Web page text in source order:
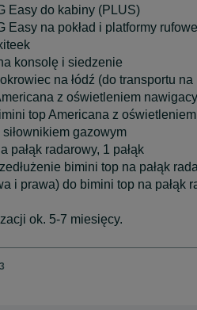
Easy do kabiny (PLUS)
Easy na pokład i platformy rufowe
konsolę i siedzenie
na łódź (do transportu
z oświetleniem
top Americana z
siłownikiem gazowym
pałąk radarowy, 1 pałąk
bimini top na pałąk
i prawa) do bimini top na pałąk
ok. 5-7 miesięcy.